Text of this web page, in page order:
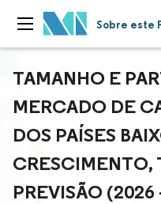
Sobre este
TAMANHO E
MERCADO DE
DOS PAÍSES
CRESCIMENTO,
PREVISÃO (2026